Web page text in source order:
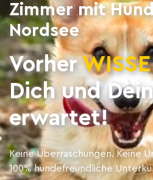
Zimmer mit
Nordsee
Vorher
Dich und
erwartet!
Keine Überraschungen. Keine
100% hundefreundliche